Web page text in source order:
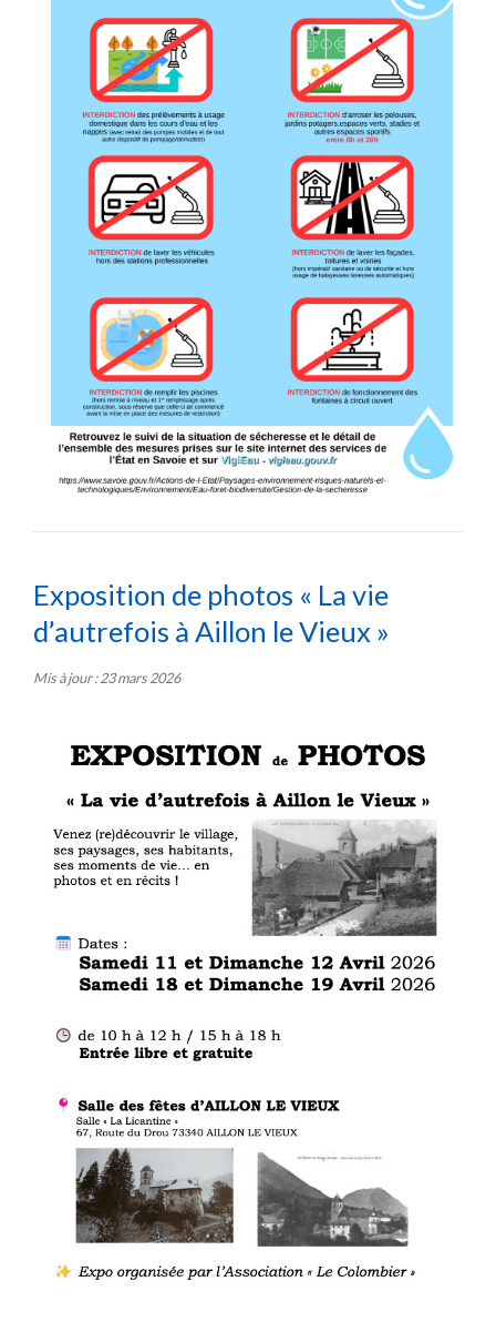
Exposition de photos « La vie
d’autrefois à Aillon le Vieux »
Mis à jour : 23 mars 2026